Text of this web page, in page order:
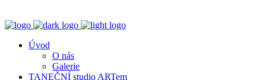
Úvod
O nás
Galerie
TANEČNÍ studio ARTem